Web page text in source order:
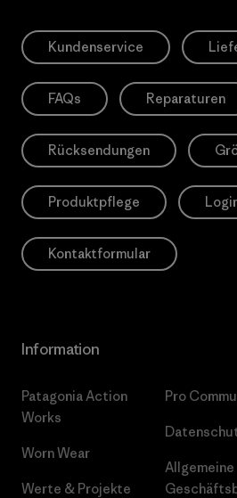
Kundenservice
FAQs Reparaturen
Rücksendungen
Produktpflege
Kontaktformular
Information
Patagonia Action
Works
Worn Wear
Werte & Projekte
Pro
Allgemeine